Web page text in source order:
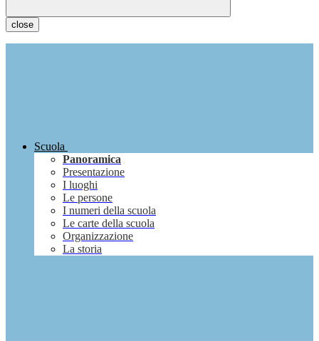
close
Scuola
Panoramica
Presentazione
I luoghi
Le persone
I numeri della scuola
Le carte della scuola
Organizzazione
La storia